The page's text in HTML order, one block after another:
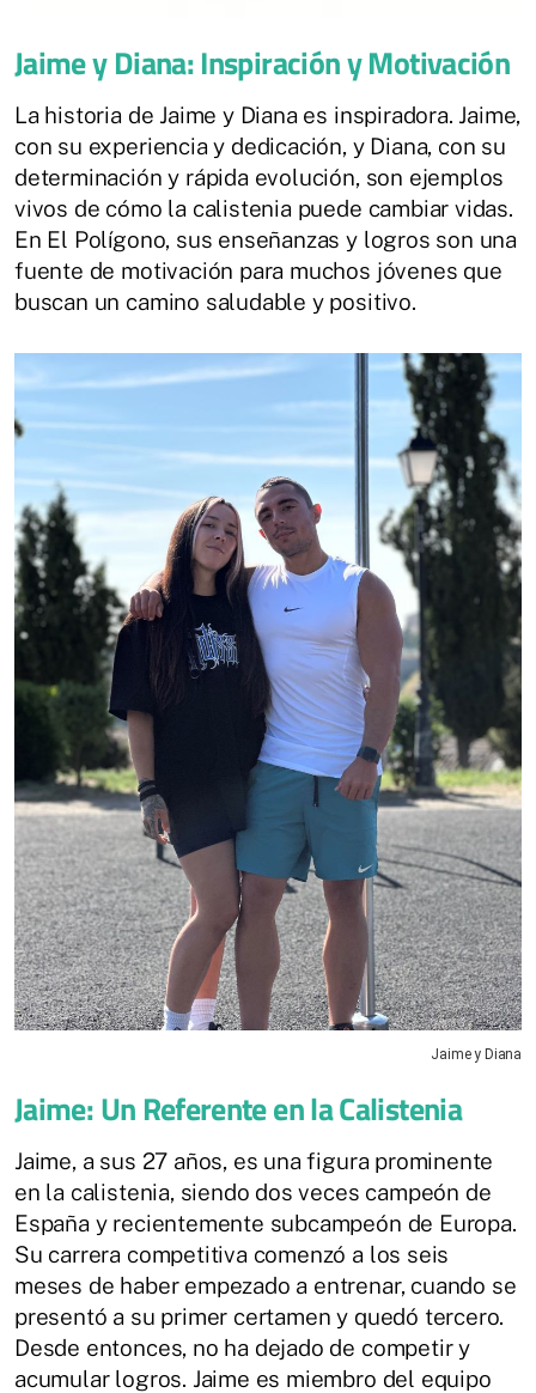
Jaime y Diana: Inspiración y Motivación
La historia de Jaime y Diana es inspiradora. Jaime,
con su experiencia y dedicación, y Diana, con su
determinación y rápida evolución, son ejemplos
vivos de cómo la calistenia puede cambiar vidas.
En El Polígono, sus enseñanzas y logros son una
fuente de motivación para muchos jóvenes que
buscan un camino saludable y positivo.
Jaime y Diana
Jaime: Un Referente en la Calistenia
Jaime, a sus 27 años, es una figura prominente
en la calistenia, siendo dos veces campeón de
España y recientemente subcampeón de Europa.
Su carrera competitiva comenzó a los seis
meses de haber empezado a entrenar, cuando se
presentó a su primer certamen y quedó tercero.
Desde entonces, no ha dejado de competir y
acumular logros. Jaime es miembro del equipo